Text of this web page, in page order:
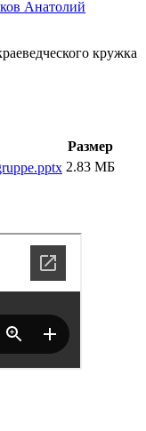
Анатолий
кружка
Размер
2.83 МБ